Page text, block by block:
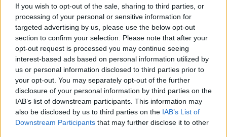
If you wish to opt-out of the sale, sharing to third parties, or
processing of your personal or sensitive information for
targeted advertising by us, please use the below opt-out
section to confirm your selection. Please note that after your
opt-out request is processed you may continue seeing
interest-based ads based on personal information utilized by
us or personal information disclosed to third parties prior to
your opt-out. You may separately opt-out of the further
disclosure of your personal information by third parties on the
IAB’s list of downstream participants. This information may
also be disclosed by us to third parties on the IAB’s List of
Downstream Participants that may further disclose it to other
A Bixby asszisztenssel csak angolul kommunikálhatunk, de aki
egy kis alap tudással rendezik, edzés közben jó hasznát veheti
például a „Start workout” vagy a „Play music” egyszerű
mondatoknak. Ettől persze sokkal többet is tud Bixby, viszont
az iPhone-osok hátrányba kerülnek, ugyanis nem tudják ezt
kihasználni a támogatás hiánya miatt.
A sok funkció mellett a legjobb a személyre szabhatóság, amit
a Galaxy Watch esetében is a watch face-ek biztosítanak. Ezzel
nem csak a kinézetet, de az aktuálisan látott információkat is
módosíthatjuk, lehet sportos, számos információval, lehet